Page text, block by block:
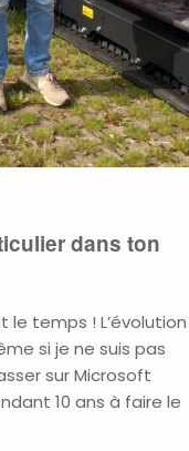
dans ton
le temps ! L’évolution
si je ne suis pas
sur Microsoft
10 ans à faire le